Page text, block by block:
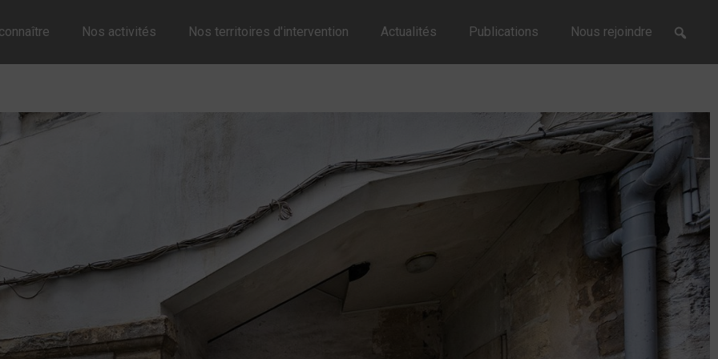
Nos activités Nos territoires d'intervention Actualités Publications Nous rejoindre